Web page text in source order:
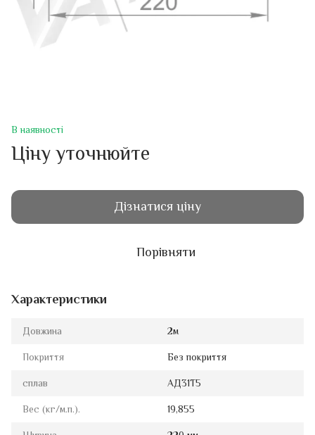
В наявності
Ціну уточнюйте
Дізнатися ціну
Порівняти
Характеристики
Довжина 2м
Покриття Без покриття
сплав АД31Т5
Вес (кг/м.п.). 19,855